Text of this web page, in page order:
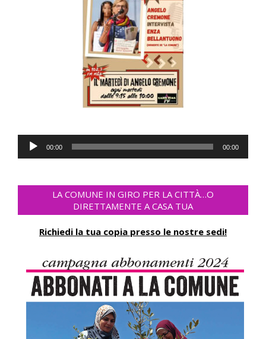
Audio
Player
00:00 00:00
LA COMUNE IN GIRO PER LA CITTÀ…O
DIRETTAMENTE A CASA TUA
Richiedi la tua copia presso le nostre sedi!